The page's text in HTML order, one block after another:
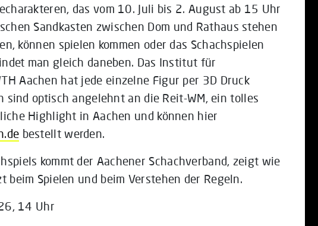
das vom 10. Juli bis 2. August ab 15 Uhr
Sandkasten zwischen Dom und Rathaus stehen
können spielen kommen oder das Schachspielen
man gleich daneben. Das Institut für
Aachen hat jede einzelne Figur per 3D Druck
sind optisch angelehnt an die Reit-WM, ein tolles
Highlight in Aachen und können hier
bestellt werden.
kommt der Aachener Schachverband, zeigt wie
Spielen und beim Verstehen der Regeln.
14 Uhr